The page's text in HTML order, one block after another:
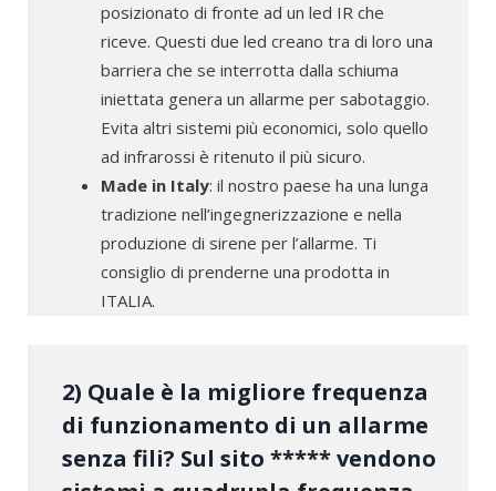
posizionato di fronte ad un led IR che
riceve. Questi due led creano tra di loro una
barriera che se interrotta dalla schiuma
iniettata genera un allarme per sabotaggio.
Evita altri sistemi più economici, solo quello
ad infrarossi è ritenuto il più sicuro.
Made in Italy: il nostro paese ha una lunga
tradizione nell’ingegnerizzazione e nella
produzione di sirene per l’allarme. Ti
consiglio di prenderne una prodotta in
ITALIA.
2) Quale è la migliore frequenza
di funzionamento di un allarme
senza fili? Sul sito ***** vendono